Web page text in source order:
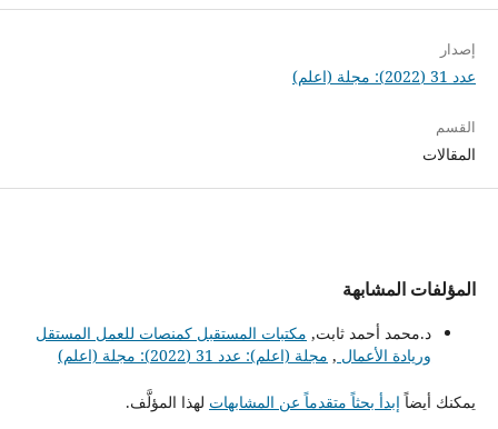
إصدار
عدد 31 (2022): مجلة (اعلم)
القسم
المقالات
المؤلفات المشابهة
د.محمد أحمد ثابت, مكتبات المستقبل كمنصات للعمل المستقل
وريادة الأعمال , مجلة (اعلم): عدد 31 (2022): مجلة (اعلم)
يمكنك أيضاً إبدأ بحثاً متقدماً عن المشابهات لهذا المؤلَّف.